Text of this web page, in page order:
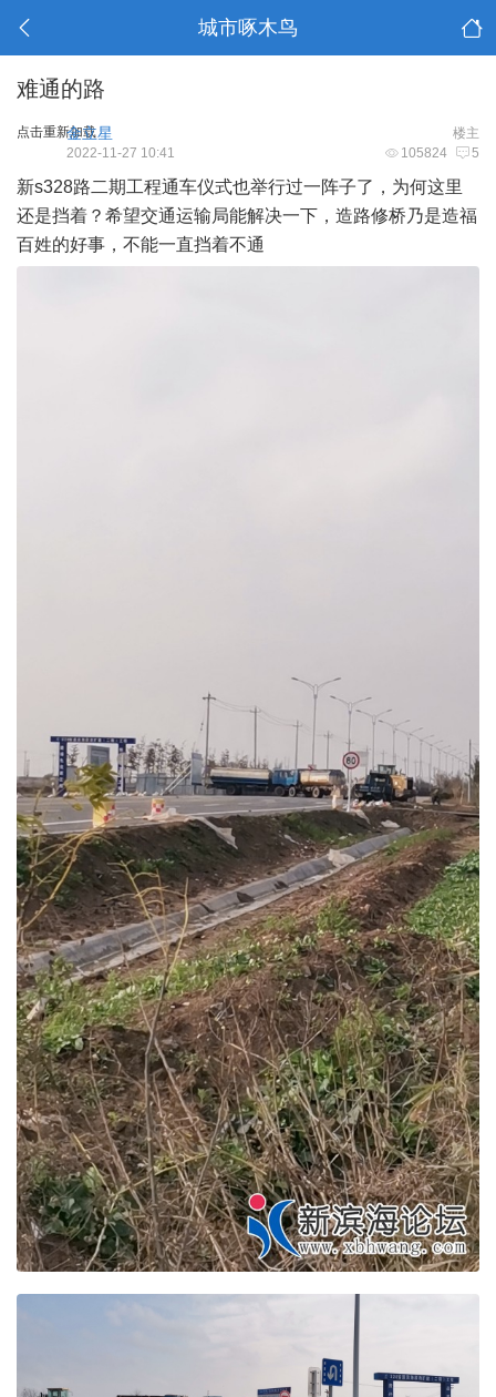
城市啄木鸟
难通的路
点击重新加载 楼主
金立星
105824 5
2022-11-27 10:41
新s328路二期工程通车仪式也举行过一阵子了，为何这里
还是挡着？希望交通运输局能解决一下，造路修桥乃是造福
百姓的好事，不能一直挡着不通